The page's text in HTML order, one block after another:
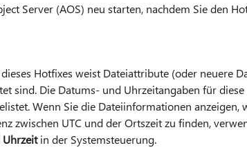
Server (AOS) neu starten, nachdem Sie den
Hotfixes weist Dateiattribute (oder neuere
sind. Die Datums- und Uhrzeitangaben für
Wenn Sie die Dateiinformationen anzeigen,
zwischen UTC und der Ortszeit zu finden,
in der Systemsteuerung.